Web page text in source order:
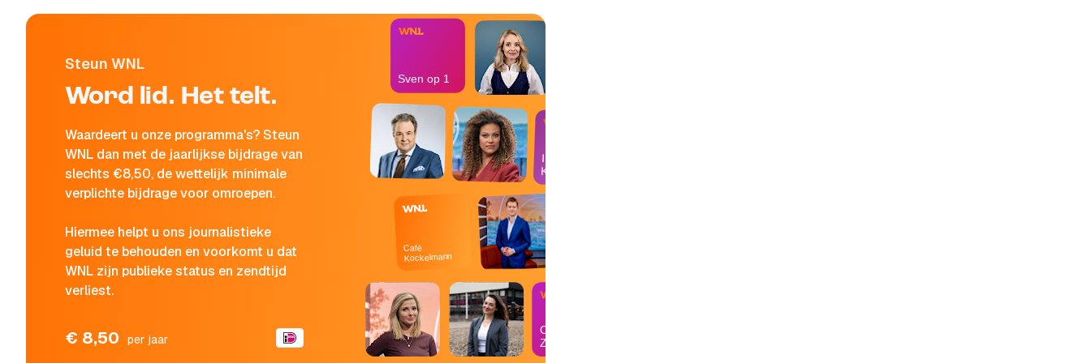
Steun WNL
Word lid. Het telt.
Waardeert u onze programma's? Steun
WNL dan met de jaarlijkse bijdrage van
slechts €8,50, de wettelijk minimale
verplichte bijdrage voor omroepen.
Hiermee helpt u ons journalistieke
geluid te behouden en voorkomt u dat
WNL zijn publieke status en zendtijd
verliest.
€ 8,50 per jaar
Op
Zondag
Café
Kockelmann
In de
Kantine
Sven op 1